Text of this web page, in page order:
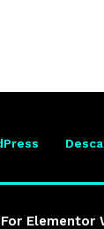
Elementor